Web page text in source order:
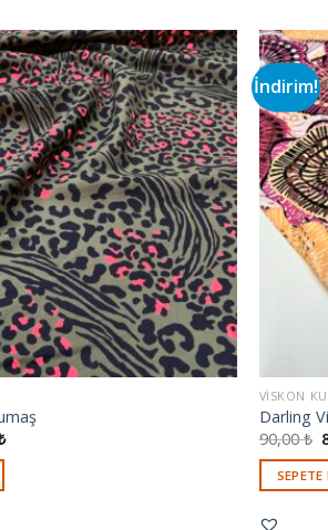
İndirim!
VISKON
Darling
90,00₺
SEPETE